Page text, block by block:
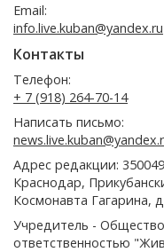
Email:
info.live.kuban@yandex.ru
Контакты
Телефон:
+ 7 (918) 264-70-14
Написать письмо:
Адрес редакции:
Краснодар,
Космонавта Гагарина,
Учредитель -
ответственностью